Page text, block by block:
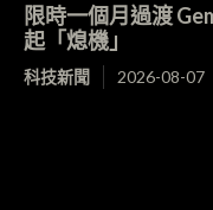
限時一個月過渡
起「熄機」
科技新聞 2026-08-07